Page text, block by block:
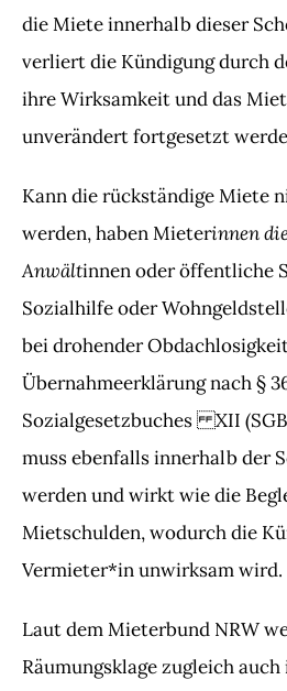
die Miete innerhalb dieser
verliert die Kündigung durch
ihre Wirksamkeit und das
unverändert fortgesetzt
Kann die rückständige Miete
werden, haben Mieterinnen
Anwältinnen oder öffentliche
Sozialhilfe oder
bei drohender
Übernahmeerklärung nach §
Sozialgesetzbuches XII
muss ebenfalls innerhalb der
werden und wirkt wie die
Mietschulden, wodurch die
Vermieter*in unwirksam wird.
Laut dem Mieterbund NRW
Räumungsklage zugleich